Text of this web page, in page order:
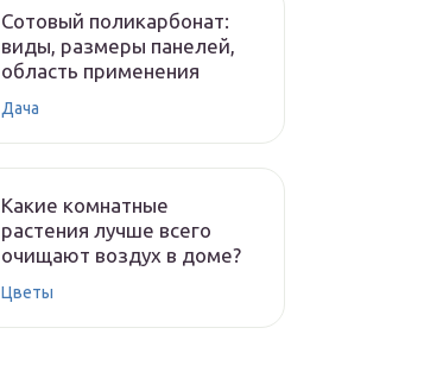
Сотовый поликарбонат:
виды, размеры панелей,
область применения
Дача
Какие комнатные
растения лучше всего
очищают воздух в доме?
Цветы